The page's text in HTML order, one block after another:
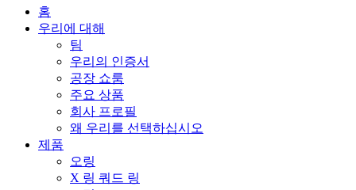
홈
우리에 대해
팀
우리의 인증서
공장 쇼룸
주요 상품
회사 프로필
왜 우리를 선택하십시오
제품
오링
X 링 쿼드 링